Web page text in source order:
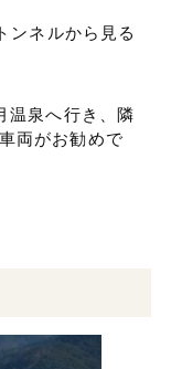
ンネルから見る
温泉へ行き、隣
両がお勧めで